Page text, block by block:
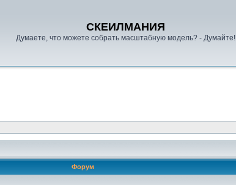
СКЕИЛМАНИЯ
Думаете, что можете собрать масштабную модель? - Думайте!
Форум